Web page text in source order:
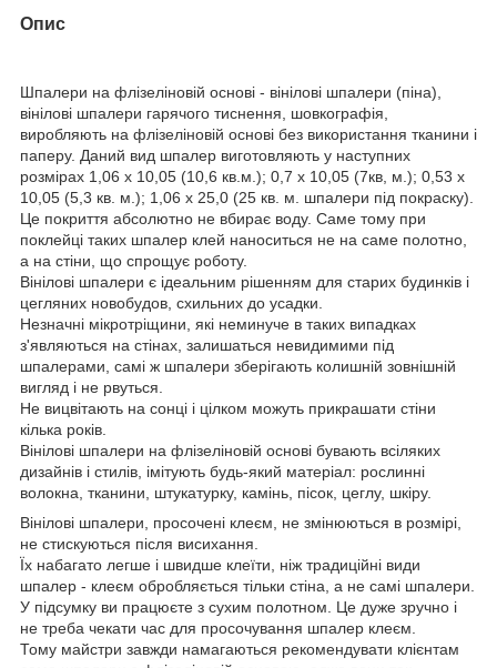
Опис
Шпалери на флізеліновій основі - вінілові шпалери (піна),
вінілові шпалери гарячого тиснення, шовкографія,
виробляють на флізеліновій основі без використання тканини і
паперу. Даний вид шпалер виготовляють у наступних
розмірах 1,06 х 10,05 (10,6 кв.м.); 0,7 х 10,05 (7кв, м.); 0,53 х
10,05 (5,3 кв. м.); 1,06 х 25,0 (25 кв. м. шпалери під покраску).
Це покриття абсолютно не вбирає воду. Саме тому при
поклейці таких шпалер клей наноситься не на саме полотно,
а на стіни, що спрощує роботу.
Вінілові шпалери є ідеальним рішенням для старих будинків і
цегляних новобудов, схильних до усадки.
Незначні мікротріщини, які неминуче в таких випадках
з'являються на стінах, залишаться невидимими під
шпалерами, самі ж шпалери зберігають колишній зовнішній
вигляд і не рвуться.
Не вицвітають на сонці і цілком можуть прикрашати стіни
кілька років.
Вінілові шпалери на флізеліновій основі бувають всіляких
дизайнів і стилів, імітують будь-який матеріал: рослинні
волокна, тканини, штукатурку, камінь, пісок, цеглу, шкіру.
Вінілові шпалери, просочені клеєм, не змінюються в розмірі,
не стискуються після висихання.
Їх набагато легше і швидше клеїти, ніж традиційні види
шпалер - клеєм обробляється тільки стіна, а не самі шпалери.
У підсумку ви працюєте з сухим полотном. Це дуже зручно і
не треба чекати час для просочування шпалер клеєм.
Тому майстри завжди намагаються рекомендувати клієнтам